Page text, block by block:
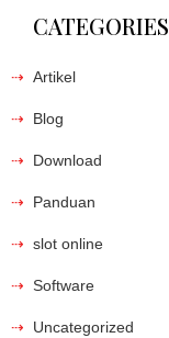
CATEGORIES
Artikel
Blog
Download
Panduan
slot online
Software
Uncategorized